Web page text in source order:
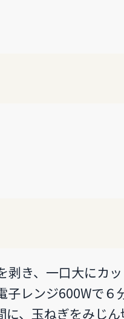
き、一口大にカッ
子レンジ600Wで６
に、玉ねぎをみじん